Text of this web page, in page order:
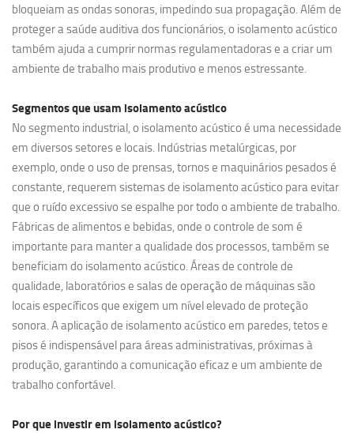
bloqueiam as ondas sonoras, impedindo sua propagação. Além de
proteger a saúde auditiva dos funcionários, o isolamento acústico
também ajuda a cumprir normas regulamentadoras e a criar um
ambiente de trabalho mais produtivo e menos estressante.
Segmentos que usam isolamento acústico
No segmento industrial, o isolamento acústico é uma necessidade
em diversos setores e locais. Indústrias metalúrgicas, por
exemplo, onde o uso de prensas, tornos e maquinários pesados é
constante, requerem sistemas de isolamento acústico para evitar
que o ruído excessivo se espalhe por todo o ambiente de trabalho.
Fábricas de alimentos e bebidas, onde o controle de som é
importante para manter a qualidade dos processos, também se
beneficiam do isolamento acústico. Áreas de controle de
qualidade, laboratórios e salas de operação de máquinas são
locais específicos que exigem um nível elevado de proteção
sonora. A aplicação de isolamento acústico em paredes, tetos e
pisos é indispensável para áreas administrativas, próximas à
produção, garantindo a comunicação eficaz e um ambiente de
trabalho confortável.
Por que investir em isolamento acústico?